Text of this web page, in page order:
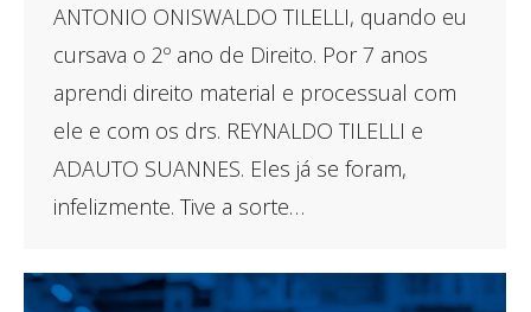
ANTONIO ONISWALDO TILELLI, quando eu
cursava o 2º ano de Direito. Por 7 anos
aprendi direito material e processual com
ele e com os drs. REYNALDO TILELLI e
ADAUTO SUANNES. Eles já se foram,
infelizmente. Tive a sorte…